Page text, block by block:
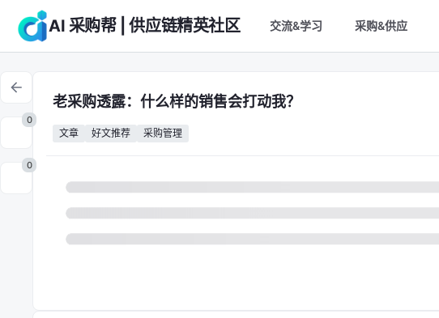
AI 采购帮 | 供应链精英社区 交流&学习 采购&供应
0
0
老采购透露：什么样的销售会打动我？
文章 好文推荐 采购管理